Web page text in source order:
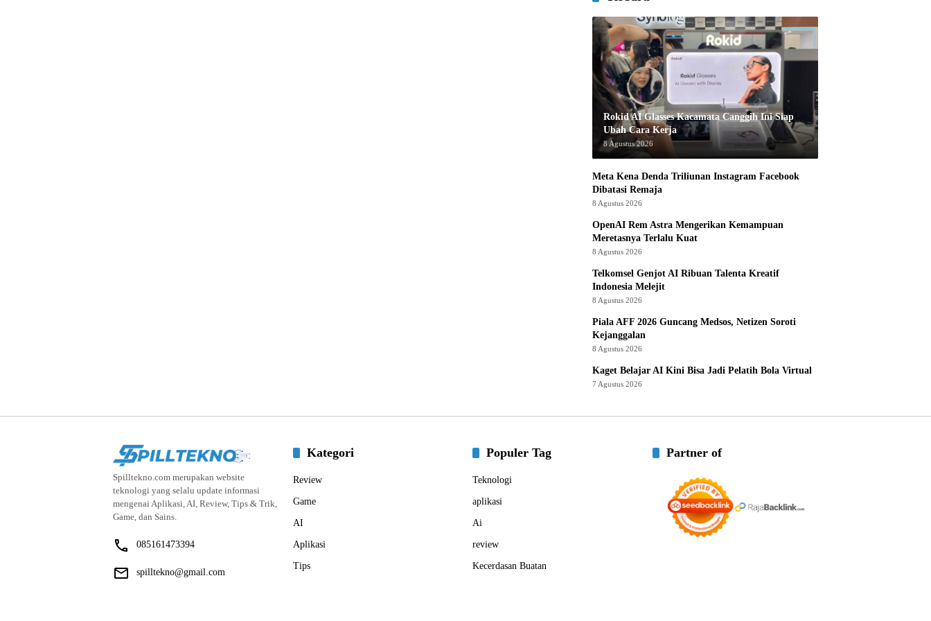
Rokid AI Glasses Kacamata Canggih Ini Siap
Ubah Cara Kerja
8 Agustus 2026
Meta Kena Denda Triliunan Instagram Facebook
Dibatasi Remaja
8 Agustus 2026
OpenAI Rem Astra Mengerikan Kemampuan
Meretasnya Terlalu Kuat
8 Agustus 2026
Telkomsel Genjot AI Ribuan Talenta Kreatif
Indonesia Melejit
8 Agustus 2026
Piala AFF 2026 Guncang Medsos, Netizen Soroti
Kejanggalan
8 Agustus 2026
Kaget Belajar AI Kini Bisa Jadi Pelatih Bola Virtual
7 Agustus 2026
Spilltekno.com merupakan website
teknologi yang selalu update informasi
mengenai Aplikasi, AI, Review, Tips & Trik,
Game, dan Sains.
085161473394
spilltekno@gmail.com
Kategori
Review
Game
AI
Aplikasi
Tips
Populer Tag
Teknologi
aplikasi
Ai
review
Kecerdasan Buatan
Partner of